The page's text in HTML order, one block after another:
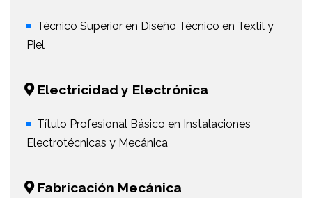
Técnico Superior en Diseño Técnico en Textil y
Piel
Electricidad y Electrónica
Título Profesional Básico en Instalaciones
Electrotécnicas y Mecánica
Fabricación Mecánica